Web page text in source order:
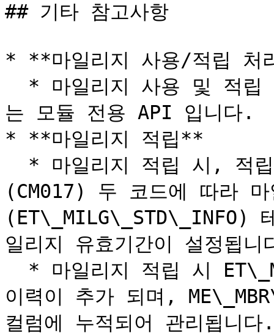
## 기타 참고사항
* **마일리지 사용/적립 처
는 모듈 전용 API 입니다.
* **마일리지 적립**
(CM017) 두 코드에 따라
(ET\_MILG\_STD\_INFO)
일리지 유효기간이 설정됩니
이력이 추가 되며,
컬럼에 누적되어 관리됩니다.